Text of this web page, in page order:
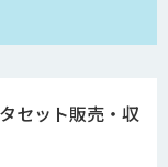
セット販売・収